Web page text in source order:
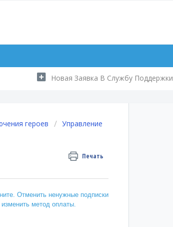
Новая Заявка В Службу Поддержки
героев
Управление
Печать
Отменить ненужные подписки
метод оплаты.